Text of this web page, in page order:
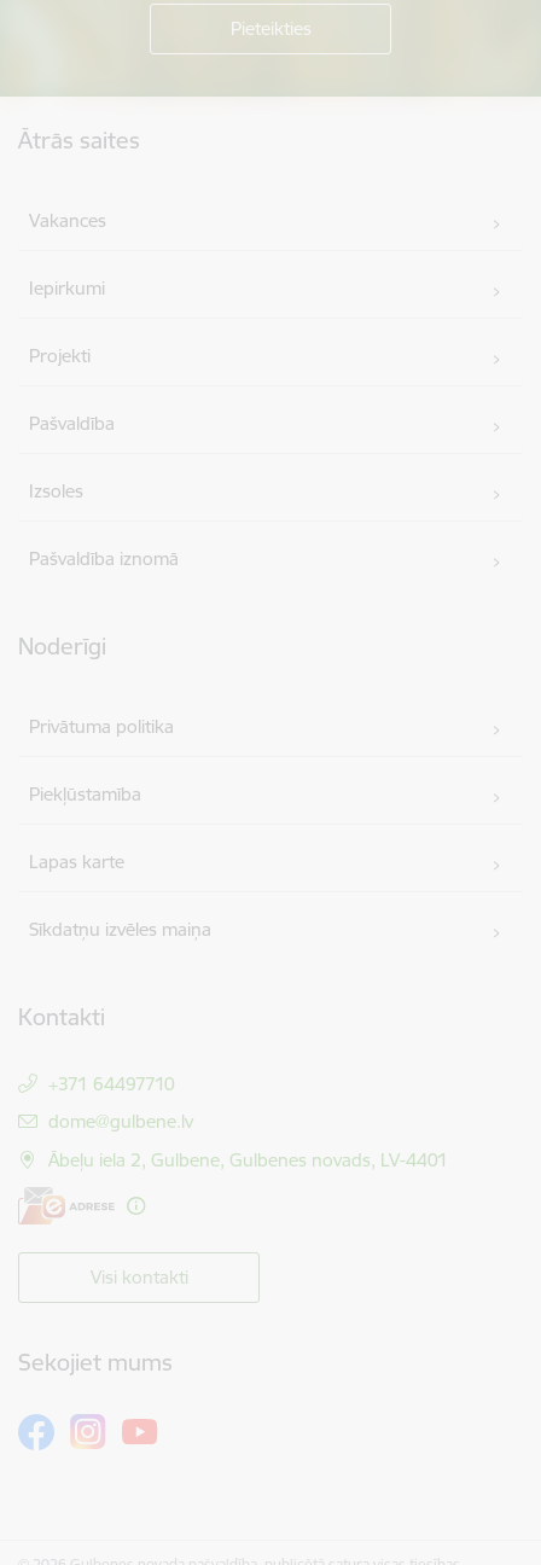
Ātrās saites
Vakances
Iepirkumi
Projekti
Pašvaldība
Izsoles
Pašvaldība iznomā
Noderīgi
Privātuma politika
Piekļūstamība
Lapas karte
Sīkdatņu izvēles maiņa
Kontakti
+371 64497710
E-pasts:
dome@gulbene.lv
Ābeļu iela 2, Gulbene, Gulbenes novads, LV-4401
Visi kontakti
Sekojiet mums